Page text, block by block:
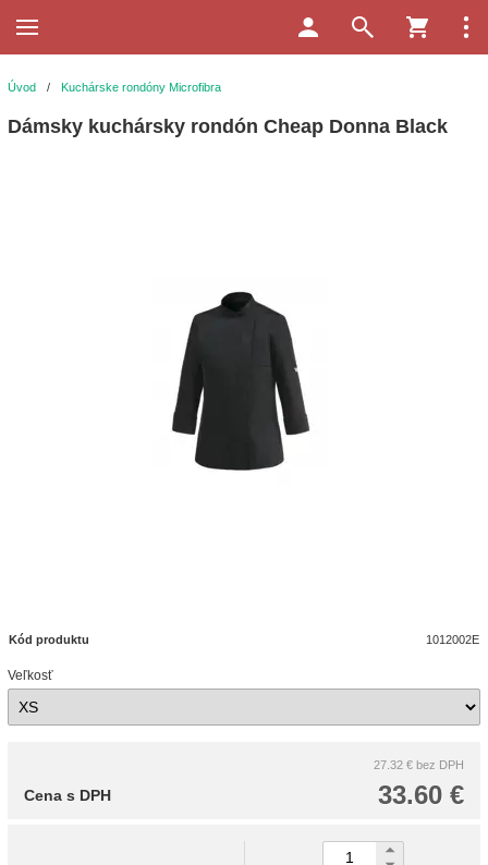
Úvod / Kuchárske rondóny Microfibra
Dámsky kuchársky rondón Cheap Donna Black
Kód produktu 1012002E
Veľkosť
27.32 € bez DPH
33.60 €
Cena s DPH